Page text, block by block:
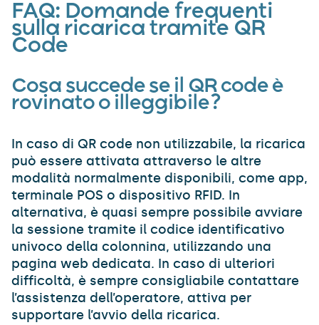
FAQ: Domande frequenti
sulla ricarica tramite QR
Code
Cosa succede se il QR code è
rovinato o illeggibile?
In caso di QR code non utilizzabile, la ricarica
può essere attivata attraverso le altre
modalità normalmente disponibili, come app,
terminale POS o dispositivo RFID. In
alternativa, è quasi sempre possibile avviare
la sessione tramite il codice identificativo
univoco della colonnina, utilizzando una
pagina web dedicata. In caso di ulteriori
difficoltà, è sempre consigliabile contattare
l’assistenza dell’operatore, attiva per
supportare l’avvio della ricarica.